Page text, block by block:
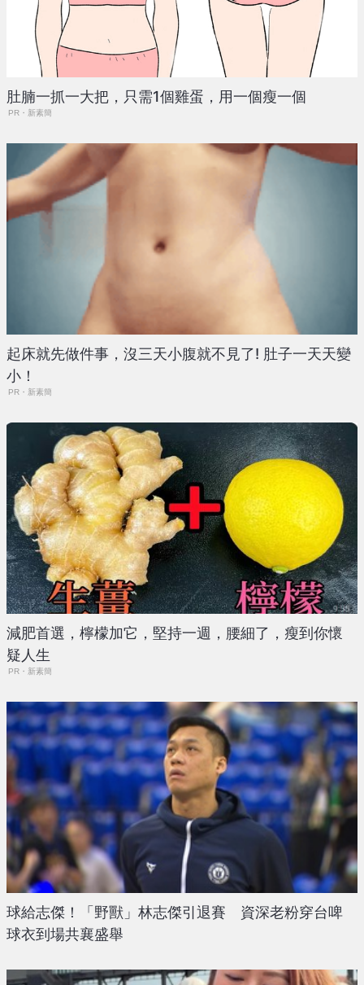
肚腩一抓一大把，只需1個雞蛋，用一個瘦一個
PR・新素簡
起床就先做件事，沒三天小腹就不見了! 肚子一天天變
小！
PR・新素簡
減肥首選，檸檬加它，堅持一週，腰細了，瘦到你懷
疑人生
PR・新素簡
球給志傑！「野獸」林志傑引退賽 資深老粉穿台啤
球衣到場共襄盛舉